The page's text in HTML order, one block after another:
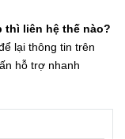
thì liên hệ thế nào?
lại thông tin trên
hỗ trợ nhanh